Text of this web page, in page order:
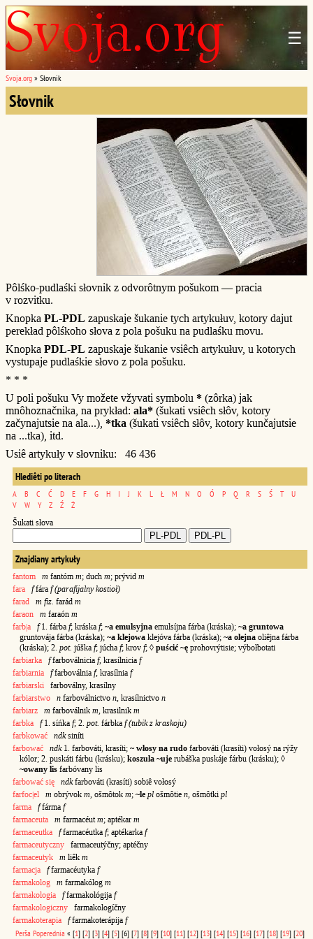
☰
Svoja.org » Słovnik
Słovnik
Pôlśko-pudlaśki słovnik z odvorôtnym pošukom — pracia
v rozvitku.
Knopka PL-PDL zapuskaje šukanie tych artykułuv, kotory dajut
perekład pôlśkoho słova z pola pošuku na pudlaśku movu.
Knopka PDL-PL zapuskaje šukanie vsiêch artykułuv, u kotorych
vystupaje pudlaśkie słovo z pola pošuku.
* * *
U poli pošuku Vy možete vžyvati symbolu * (zôrka) jak
mnôhoznačnika, na prykład: ala* (šukati vsiêch słôv, kotory
začynajutsie na ala...), *tka (šukati vsiêch słôv, kotory kunčajutsie
na ...tka), itd.
Usiê artykuły v słovniku: 46 436
Hlediêti po literach
A B C Ć D E F G H I J K L Ł M N O Ó P Q R S Ś T
U
V
W Y Z Ź Ż
Šukati słova
Znajdiany artykuły
fantom m fantóm m; duch m; prývid m
fara
ffára f (parafijalny kostioł)
farad
m fiz. farád m
faraon
m faraón m
farb|a
f1. fárba f; kráska f; ~a emulsyjna emulsíjna fárba (kráska); ~a gruntowa
gruntovája fárba (kráska); ~a klejowa klejóva fárba (kráska); ~a olejna oliêjna fárba
(kráska); 2. pot. júška f; júcha f; krov f; ◊ puścić ~ę prohovrýtisie; výbołbotati
farbiarka
ffarboválnicia f, krasílnicia f
farbiarnia
ffarboválnia f, krasílnia f
farbiarski farboválny, krasílny
farbiarstwo
n farboválnictvo n , krasílnictvo n
farbiarz
m farboválnik m , krasilnik m
farbka
f1. síńka f; 2. pot. fárbka f (tubik z kraskoju)
farbkować
ndksiníti
farbować
ndk1. farbováti, krasíti; ~ włosy na rudo farbováti (krasíti) vołosý na rýžy
kólor; 2. puskáti fárbu (krásku); koszula ~uje rubáška puskáje fárbu (krásku); ◊
~owany lis farbóvany lis
farbować się
ndkfarbováti (krasíti) sobiê vołosý
farfoc|el
m obrývok m , ošmôtok m; ~le pl ošmôtie n , ošmôtki pl
farma
ffárma f
farmaceuta
m farmacéut m; aptékar m
farmaceutka
ffarmacéutka f; aptékarka f
farmaceutyczny farmaceutýčny; aptéčny
farmaceutyk
m liêk m
farmacja
ffarmacéutyka f
farmakolog
m farmakólog m
farmakologia
ffarmakológija f
farmakologiczny farmakologíčny
farmakoterapia
ffarmakoterápija f
Perša Poperednia « [1] [2] [3] [4] [5] [6] [7] [8] [9] [10] [11] [12] [13] [14] [15] [16] [17] [18] [19] [20]